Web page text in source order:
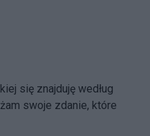
się znajduję według
swoje zdanie, które